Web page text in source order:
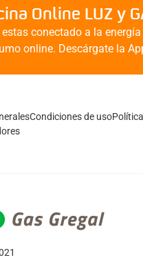
Online LUZ y
conectado a la
online. Descárgate la
Condiciones de uso